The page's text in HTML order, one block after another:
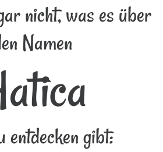
nicht, was es über
Namen
entdecken gibt: